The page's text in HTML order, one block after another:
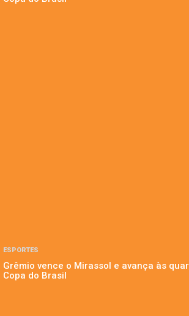
ESPORTES
Grêmio vence o Mirassol e avança às
Copa do Brasil